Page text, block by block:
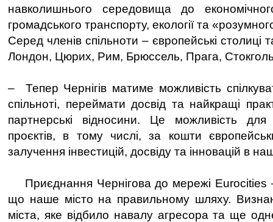
навколишнього середовища до
громадського транспорту, екології та
Серед членів спільноти – європейські столиці
Лондон, Цюрих, Рим, Брюссель, Прага,
– Тепер Чернігів матиме можливість
спільноті, переймати досвід та найкращі
партнерські відносини. Це можливість для
проєктів, в тому числі, за кошти
залучення інвестицій, досвіду та інновацій в
Приєднання Чернігова до мережі Eurocities
що наше місто на правильному шляху.
міста, яке відбило навалу агресора та ще